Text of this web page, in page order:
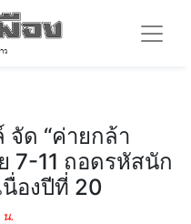
จัด “ค่ายกล้า
7-11 ถอดรหัสนัก
นื่องปีที่ 20
.